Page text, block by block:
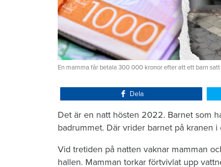
En mamma får betala 300 000 kronor efter att ett barn
Dela
Det är en natt hösten 2022. Barnet som
badrummet. Där vrider barnet på kranen
Vid tretiden på natten vaknar mamman
hallen. Mamman torkar förtvivlat upp